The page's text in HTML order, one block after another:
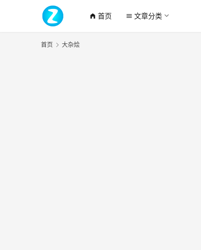
home_filled 首页 menu 文章分类
首页 大杂烩